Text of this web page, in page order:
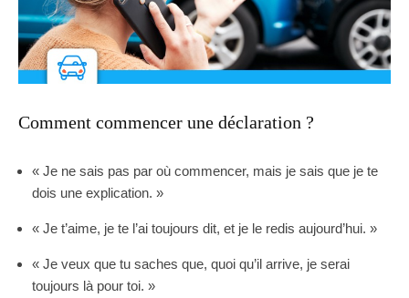
Comment commencer une déclaration ?
« Je ne sais pas par où commencer, mais je sais que je te
dois une explication. »
« Je t’aime, je te l’ai toujours dit, et je le redis aujourd’hui. »
« Je veux que tu saches que, quoi qu’il arrive, je serai
toujours là pour toi. »